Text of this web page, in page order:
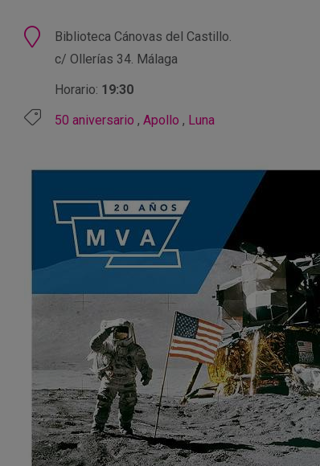
Ubicación
Biblioteca Cánovas del Castillo.
c/ Ollerías 34. Málaga
Horario: 19:30
50 aniversario , Apollo , Luna